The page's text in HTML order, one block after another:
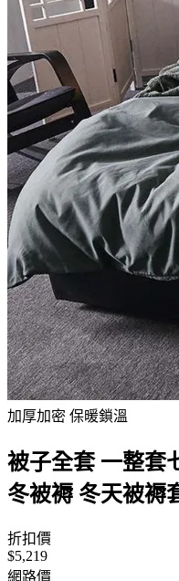
加厚加密 保暖鎖溫
被子全套 一整套
冬被褥 冬天被褥
折扣價
$5,219
網路價